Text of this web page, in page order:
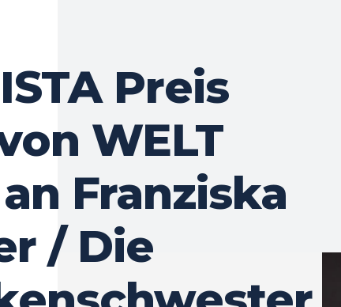
Preis
WELT
Franziska
/ Die